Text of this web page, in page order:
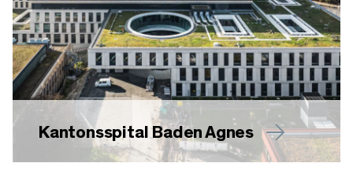
Kantonsspital Baden Agnes